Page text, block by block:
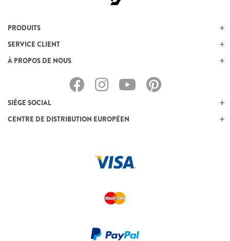
PRODUITS
SERVICE CLIENT
À PROPOS DE NOUS
SIÈGE SOCIAL
CENTRE DE DISTRIBUTION EUROPÉEN